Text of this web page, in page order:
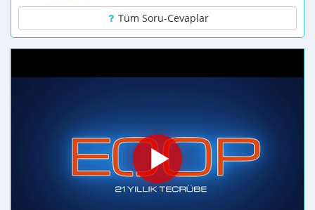
Tüm Soru-Cevaplar